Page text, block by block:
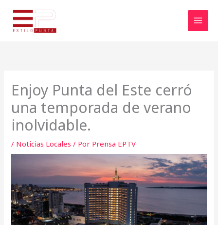
contenido
Enjoy Punta del Este cerró
una temporada de verano
inolvidable.
/ Noticias Locales / Por Prensa EPTV